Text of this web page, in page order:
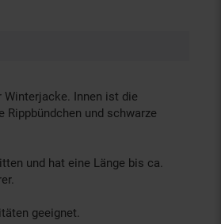
Innen ist die
und schwarze
und hat eine Länge bis ca.
geeignet.